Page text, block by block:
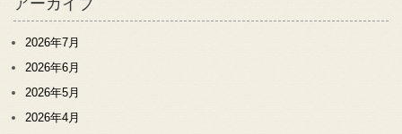
2026年7月
2026年6月
2026年5月
2026年4月